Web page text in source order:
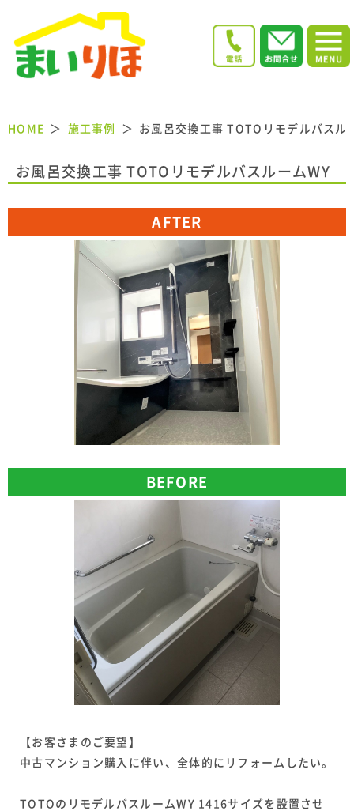
HOME 施工事例 お風呂交換工事 TOTOリモデルバスル
お風呂交換工事 TOTOリモデルバスルームWY
AFTER
BEFORE
【お客さまのご要望】
中古マンション購入に伴い、全体的にリフォームしたい。
TOTOのリモデルバスルームWY 1416サイズを設置させ